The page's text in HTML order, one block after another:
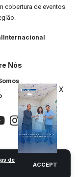
de
ACCEPT
cobertura de eventos
Internacional
Nós
Reservados
X